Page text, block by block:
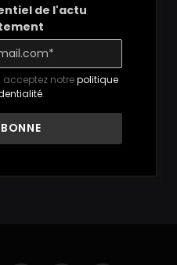
de l'actu
acceptez notrepolitique
.